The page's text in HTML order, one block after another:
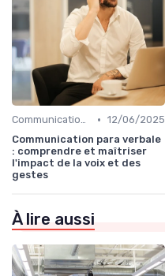
Communication interne • 12/06/2025
Communication para verbale
: comprendre et maîtriser
l'impact de la voix et des
gestes
À lire aussi